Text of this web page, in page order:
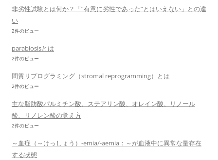
非劣性試験とは何か？「”有意に劣性であった”とはいえない」との違
い
2件のビュー
parabiosisとは
2件のビュー
間質リプログラミング（stromal reprogramming）とは
2件のビュー
主な脂肪酸パルミチン酸、ステアリン酸、オレイン酸、リノール
酸、リノレン酸の覚え方
2件のビュー
～血症（～けっしょう）-emia/-aemia：～が血液中に異常な量存在
する状態